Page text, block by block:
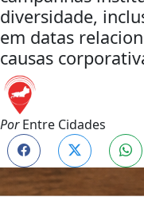
diversidade,
em datas
causas
PorEntre Cidades